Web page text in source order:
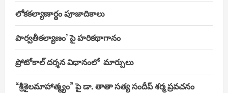
లోకకల్యాణార్థం పూజాదికాలు
పార్వతీకల్యాణం’ పై హరికథాగానం
ప్రోటోకాల్ దర్శన విధానంలో మార్పులు
“శ్రీశైలమాహాత్మ్యం” పై డా. తాతా సత్య సందీప్ శర్మ ప్రవచనం